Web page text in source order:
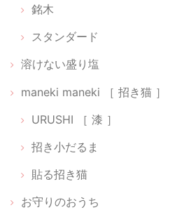
ちいさな神具：にほんの
貼る神棚【 Cat 01 】
2026/02/22
光のお供え【 水･米･塩 】
銘木
スタンダード
溶けない盛り塩
maneki maneki ［ 招き猫 ］
URUSHI ［ 漆 ］
招き小だるま
貼る招き猫
お守りのおうち